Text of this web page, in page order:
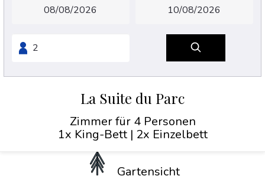
La Suite du Parc
Zimmer für 4 Personen
1x King-Bett| 2x Einzelbett
Gartensicht